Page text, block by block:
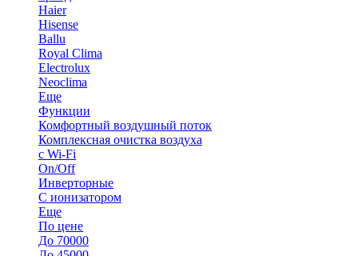
Haier
Hisense
Ballu
Royal Clima
Electrolux
Neoclima
Еще
Функции
Комфортный воздушный поток
Комплексная очистка воздуха
с Wi-Fi
On/Off
Инверторные
С ионизатором
Еще
По цене
До 70000